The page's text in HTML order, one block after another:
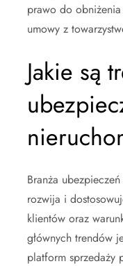
prawo do
umowy z
Jakie są
Branża
rozwija i
klientów oraz
głównych trendów
platform sprzedaży